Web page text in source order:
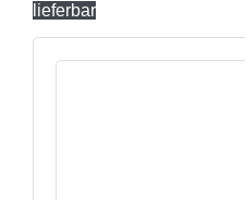
lieferbar